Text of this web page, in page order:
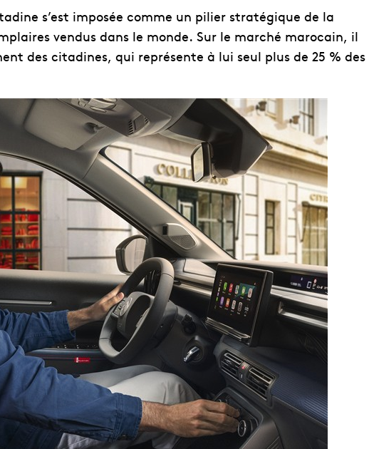
s’est imposée comme un pilier stratégique de la
vendus dans le monde. Sur le marché marocain, il
des citadines, qui représente à lui seul plus de 25 % des